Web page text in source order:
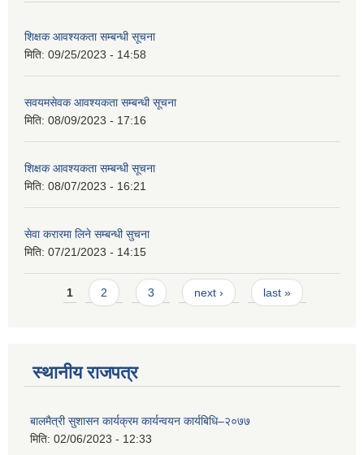
शिक्षक आवश्यकता सम्बन्धी सूचना
मिति: 09/25/2023 - 14:58
सवयमसेवक आवश्यकता सम्बन्धी सूचना
मिति: 08/09/2023 - 17:16
शिक्षक आवश्यकता सम्बन्धी सूचना
मिति: 08/07/2023 - 16:21
सेवा करारमा लिने सम्बन्धी सुचना
मिति: 07/21/2023 - 14:15
Pages
1 2 3 next › last »
स्थानीय राजपत्र
बालमैत्री सुशासन कार्यक्रम कार्यन्वयन कार्यबिधि–२०७७
मिति: 02/06/2023 - 12:33